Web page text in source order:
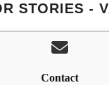
STORIES -
Contact